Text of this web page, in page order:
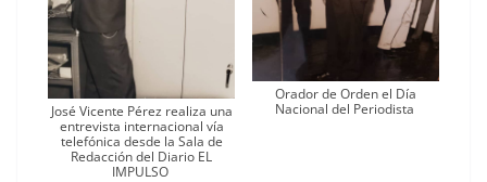
José Vicente Pérez real­iza una
entre­vista inter­na­cional vía
tele­fóni­ca des­de la Sala de
Redac­ción del Diario EL
IMPULSO
Orador de Orden el Día
Nacional del Periodista